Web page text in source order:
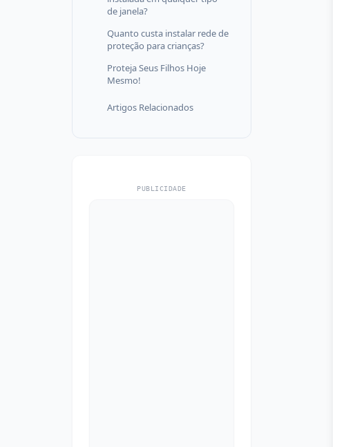
de janela?
Quanto custa instalar rede de
proteção para crianças?
Proteja Seus Filhos Hoje
Mesmo!
Artigos Relacionados
PUBLICIDADE